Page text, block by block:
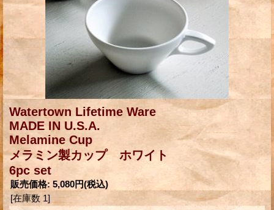
Watertown Lifetime Ware
MADE IN U.S.A.
Melamine Cup
メラミン製カップ ホワイト
6pc set
販売価格: 5,080円(税込)
[在庫数 1]